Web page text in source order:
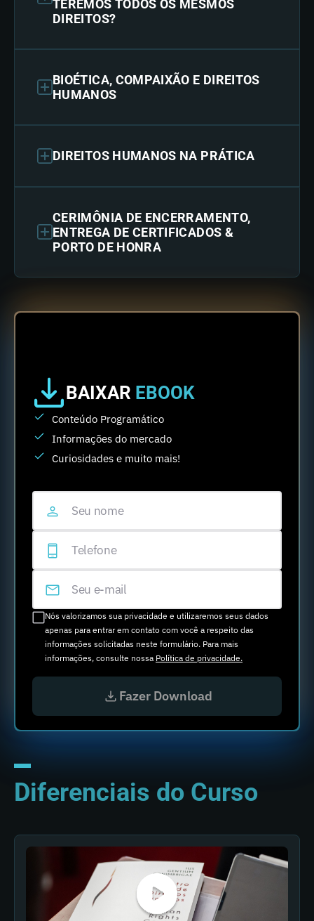
TEREMOS TODOS OS MESMOS
DIREITOS?
BIOÉTICA, COMPAIXÃO E DIREITOS
HUMANOS
DIREITOS HUMANOS NA PRÁTICA
CERIMÔNIA DE ENCERRAMENTO,
ENTREGA DE CERTIFICADOS &
PORTO DE HONRA
BAIXAR EBOOK
Conteúdo Programático
Informações do mercado
Curiosidades e muito mais!
Nós valorizamos sua privacidade e utilizaremos seus dados
apenas para entrar em contato com você a respeito das
informações solicitadas neste formulário. Para mais
informações, consulte nossa Política de privacidade.
Fazer Download
Diferenciais do Curso